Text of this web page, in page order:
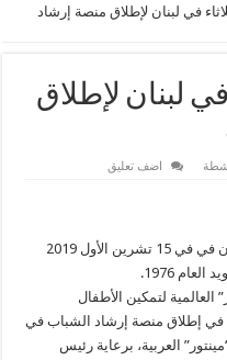
في لبنان لإطلاق منصة إرشاد
في لبنان لإطلاق
اضف تعليق
بوابة التربية: تزور ملكة السويد سيلفيا لبنان في في 15 تشرين الأول 2019
1976.
لتمكين الأطفال
في إطلاق منصة إرشاد الشباب في
العربية، برعاية رئيس